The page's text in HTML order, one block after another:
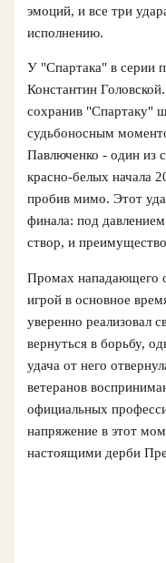
эмоций, и все три
исполнению.
У "Спартака" в серии
Константин
сохранив "Спартаку"
судьбоносным
Павлюченко - один из
красно-белых начала
пробив мимо. Этот
финала: под
створ, и
Промах нападающего
игрой в основное
уверенно реализовал
вернуться в борьбу,
удача от него
ветеранов
официальных
напряжение в этот
настоящими дерби